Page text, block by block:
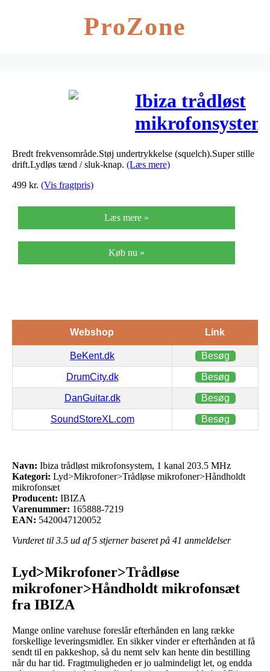
ProZone
Ibiza trådløst
1 kanal 203.5
MHz
Bredt frekvensområde.Støj undertrykkelse (squelch).Super stille
drift.Lydløs tænd / sluk-knap. (Læs mere)
499 kr. (Vis fragtpris)
Læs mere »
Køb nu »
Webshop Link
BeKent.dk Besøg
DrumCity.dk Besøg
DanGuitar.dk Besøg
SoundStoreXL.com Besøg
Navn: Ibiza trådløst mikrofonsystem, 1 kanal 203.5 MHz
Kategori: Lyd>Mikrofoner>Trådløse mikrofoner>Håndholdt
mikrofonsæt
Producent: IBIZA
Varenummer: 165888-7219
EAN: 5420047120052
Vurderet til 3.5 ud af 5 stjerner baseret på 41 anmeldelser
Lyd>Mikrofoner>Trådløse
mikrofoner>Håndholdt mikrofonsæt
fra IBIZA
Mange online varehuse foreslår efterhånden en lang række
forskellige leveringsmidler. En sikker vinder er efterhånden at få
sendt til en pakkeshop, så du nemt selv kan hente din bestilling
når du har tid. Fragtmuligheden er jo ualmindeligt let, og endda